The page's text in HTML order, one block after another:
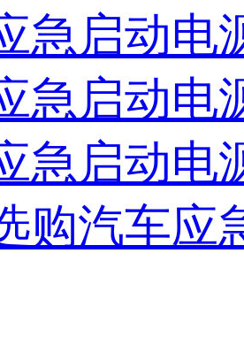
急启动电
急启动电
急启动电
购汽车应